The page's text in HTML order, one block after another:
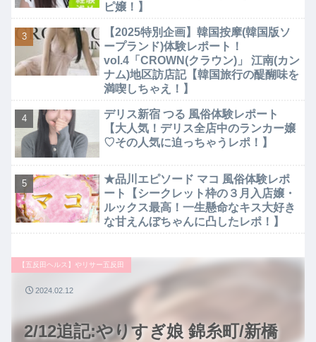
ピ嬢！】
【2025特別企画】韓国按摩(韓国版ソ
ープランド)体験レポート！
vol.4「CROWN(クラウン)」 江南(カン
ナム)地区訪店記【韓国旅行の醍醐味を
満喫しちゃえ！】
デリス新宿 つる 風俗体験レポート
【大人気！デリス全店中のランカー嬢
♡その人気に迫っちゃうレポ！】
★品川エピソード マコ 風俗体験レポ
ート【シークレット枠の３月入店嬢・
ルックス最高！一生懸命なキス大好き
な甘えんぼちゃんに凸したレポ！】
2/12追記:やりすぎ娘 錦糸町/新橋
【五反田ヘルス】やリサー五反田
2024.02.12